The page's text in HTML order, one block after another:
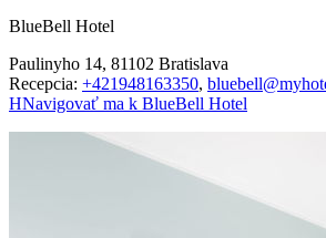
BlueBell Hotel
Paulinyho 14, 81102 Bratislava
Recepcia: +421948163350,
HNavigovať ma k BlueBell Hotel